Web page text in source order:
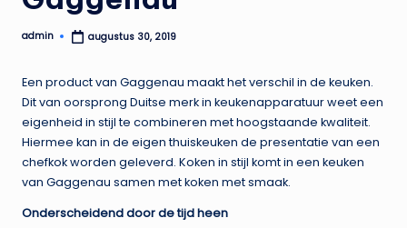
Geplaatst
admin augustus 30, 2019
Een product van Gaggenau maakt het verschil in de keuken.
Dit van oorsprong Duitse merk in keukenapparatuur weet een
eigenheid in stijl te combineren met hoogstaande kwaliteit.
Hiermee kan in de eigen thuiskeuken de presentatie van een
chefkok worden geleverd. Koken in stijl komt in een keuken
van Gaggenau samen met koken met smaak.
Onderscheidend door de tijd heen